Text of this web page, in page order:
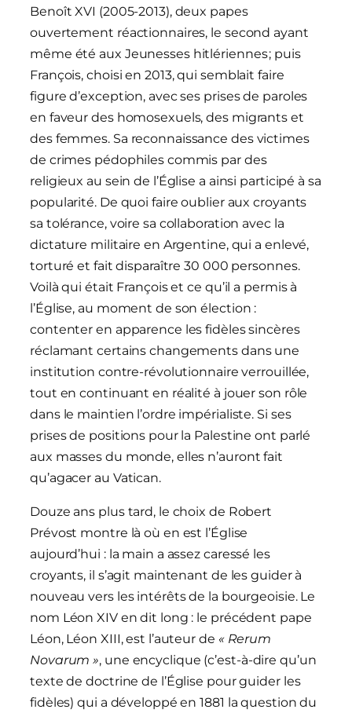
Benoît XVI (2005-2013), deux papes
ouvertement réactionnaires, le second ayant
même été aux Jeunesses hitlériennes ; puis
François, choisi en 2013, qui semblait faire
figure d’exception, avec ses prises de paroles
en faveur des homosexuels, des migrants et
des femmes. Sa reconnaissance des victimes
de crimes pédophiles commis par des
religieux au sein de l’Église a ainsi participé à sa
popularité. De quoi faire oublier aux croyants
sa tolérance, voire sa collaboration avec la
dictature militaire en Argentine, qui a enlevé,
torturé et fait disparaître 30 000 personnes.
Voilà qui était François et ce qu’il a permis à
l’Église, au moment de son élection :
contenter en apparence les fidèles sincères
réclamant certains changements dans une
institution contre-révolutionnaire verrouillée,
tout en continuant en réalité à jouer son rôle
dans le maintien l’ordre impérialiste. Si ses
prises de positions pour la Palestine ont parlé
aux masses du monde, elles n’auront fait
qu’agacer au Vatican.
Douze ans plus tard, le choix de Robert
Prévost montre là où en est l’Église
aujourd’hui : la main a assez caressé les
croyants, il s’agit maintenant de les guider à
nouveau vers les intérêts de la bourgeoisie. Le
nom Léon XIV en dit long : le précédent pape
Léon, Léon XIII, est l’auteur de « Rerum
Novarum », une encyclique (c’est-à-dire qu’un
texte de doctrine de l’Église pour guider les
fidèles) qui a développé en 1881 la question du